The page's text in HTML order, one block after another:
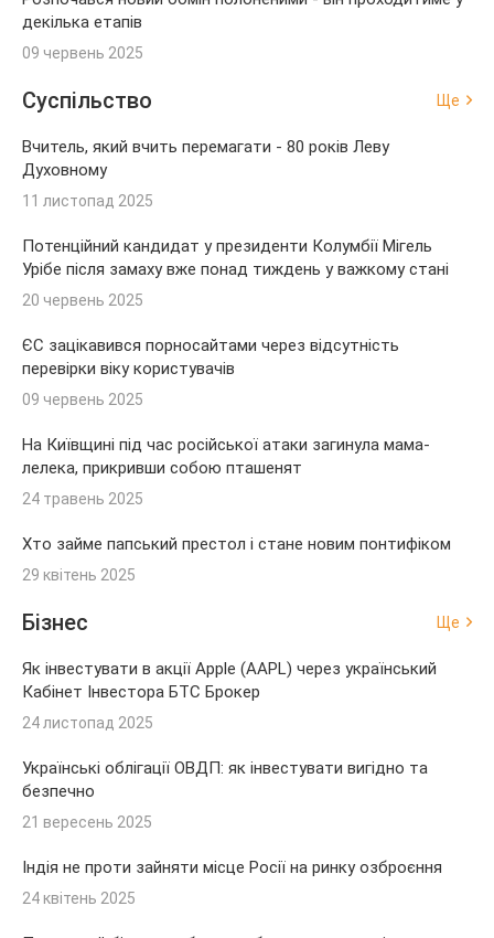
декілька етапів
09 червень 2025
Суспільство Ще
Вчитель, який вчить перемагати - 80 років Леву
Духовному
11 листопад 2025
Потенційний кандидат у президенти Колумбії Мігель
Урібе після замаху вже понад тиждень у важкому стані
20 червень 2025
ЄС зацікавився порносайтами через відсутність
перевірки віку користувачів
09 червень 2025
На Київщині під час російської атаки загинула мама-
лелека, прикривши собою пташенят
24 травень 2025
Хто займе папський престол і стане новим понтифіком
29 квітень 2025
Бізнес Ще
Як інвестувати в акції Apple (AAPL) через український
Кабінет Інвестора БТС Брокер
24 листопад 2025
Українські облігації ОВДП: як інвестувати вигідно та
безпечно
21 вересень 2025
Індія не проти зайняти місце Росії на ринку озброєння
24 квітень 2025